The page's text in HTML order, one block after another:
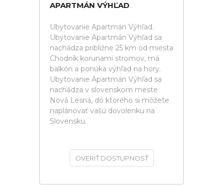
APARTMÁN VÝHĽAD
Ubytovanie Apartmán Výhľad.
Ubytovanie Apartmán Výhľad sa
nachádza približne 25 km od miesta
Chodník korunami stromov, má
balkón a ponúka výhľad na hory.
Ubytovanie Apartmán Výhľad sa
nachádza v slovenskom meste
Nová Lesná, do ktorého si môžete
naplánovať vašú dovolenku na
Slovensku.
OVERIŤ DOSTUPNOSŤ